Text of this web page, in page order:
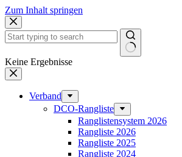
Zum Inhalt springen
Keine Ergebnisse
Verband
DCO-Rangliste
Ranglistensystem 2026
Rangliste 2026
Rangliste 2025
Rangliste 2024